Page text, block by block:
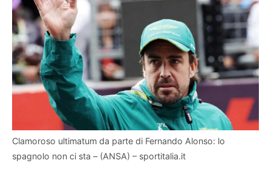
Clamoroso ultimatum da parte di Fernando Alonso: lo
spagnolo non ci sta – (ANSA) – sportitalia.it